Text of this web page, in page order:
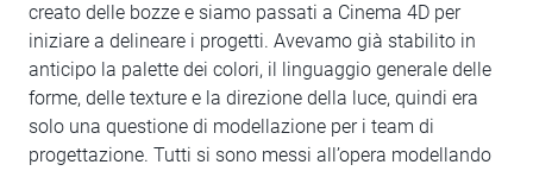
creato delle bozze e siamo passati a Cinema 4D per
iniziare a delineare i progetti. Avevamo già stabilito in
anticipo la palette dei colori, il linguaggio generale delle
forme, delle texture e la direzione della luce, quindi era
solo una questione di modellazione per i team di
progettazione. Tutti si sono messi all’opera modellando